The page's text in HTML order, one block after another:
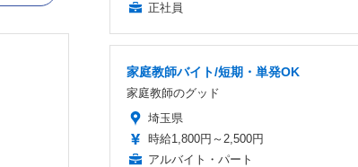
正社員
家庭教師バイト/短期・単発OK
家庭教師のグッド
埼玉県
時給1,800円～2,500円
アルバイト・パート